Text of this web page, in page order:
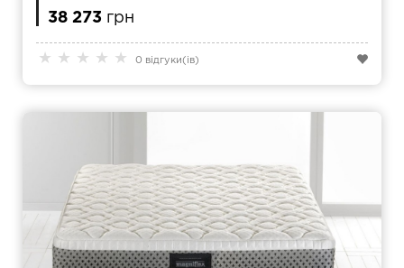
★ ★ ★ ★ ★ 0 відгуки(ів)
38 273 грн